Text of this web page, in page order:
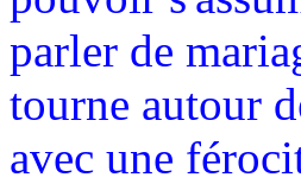
parler de
tourne autour
avec une